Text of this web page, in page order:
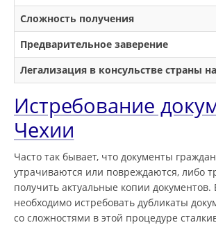
Сложность получения
Предварительное заверение
Легализация в консульстве страны
Истребование
Чехии
Часто так бывает, что документы
утрачиваются или повреждаются, либо
получить актуальные копии документов.
необходимо истребовать дубликаты
со сложностями в этой процедуре